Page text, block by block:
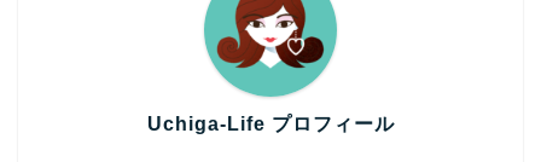
Uchiga-Life プロフィール